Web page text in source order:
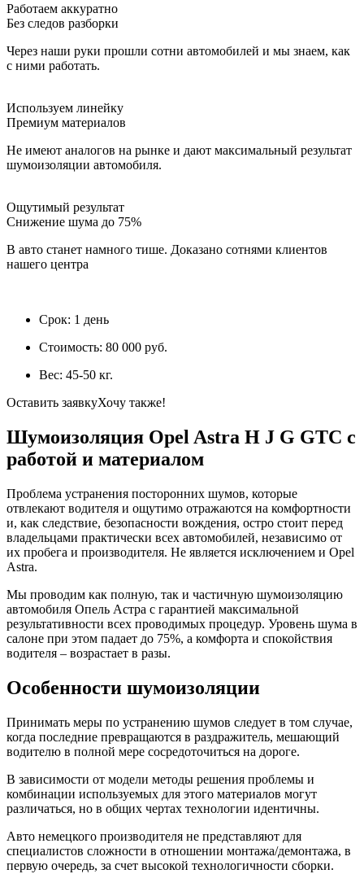
Работаем аккуратно
Без следов разборки
Через наши руки прошли сотни автомобилей и мы знаем, как
с ними работать.
Используем линейку
Премиум материалов
Не имеют аналогов на рынке и дают максимальный результат
шумоизоляции автомобиля.
Ощутимый результат
Снижение шума до 75%
В авто станет намного тише. Доказано сотнями клиентов
нашего центра
Срок: 1 день
Стоимость: 80 000 руб.
Вес: 45-50 кг.
Оставить заявкуХочу также!
Шумоизоляция Opel Astra H J G GTC с
работой и материалом
Проблема устранения посторонних шумов, которые
отвлекают водителя и ощутимо отражаются на комфортности
и, как следствие, безопасности вождения, остро стоит перед
владельцами практически всех автомобилей, независимо от
их пробега и производителя. Не является исключением и Opel
Astra.
Мы проводим как полную, так и частичную шумоизоляцию
автомобиля Опель Астра с гарантией максимальной
результативности всех проводимых процедур. Уровень шума в
салоне при этом падает до 75%, а комфорта и спокойствия
водителя – возрастает в разы.
Особенности шумоизоляции
Принимать меры по устранению шумов следует в том случае,
когда последние превращаются в раздражитель, мешающий
водителю в полной мере сосредоточиться на дороге.
В зависимости от модели методы решения проблемы и
комбинации используемых для этого материалов могут
различаться, но в общих чертах технологии идентичны.
Авто немецкого производителя не представляют для
специалистов сложности в отношении монтажа/демонтажа, в
первую очередь, за счет высокой технологичности сборки.